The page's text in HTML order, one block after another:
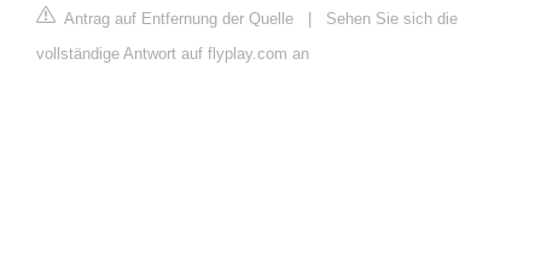
Antrag auf Entfernung der Quelle
Sehen Sie sich die
vollständige Antwort auf flyplay.com an